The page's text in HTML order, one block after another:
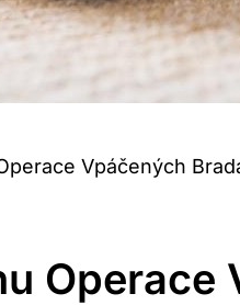
Vpáčených